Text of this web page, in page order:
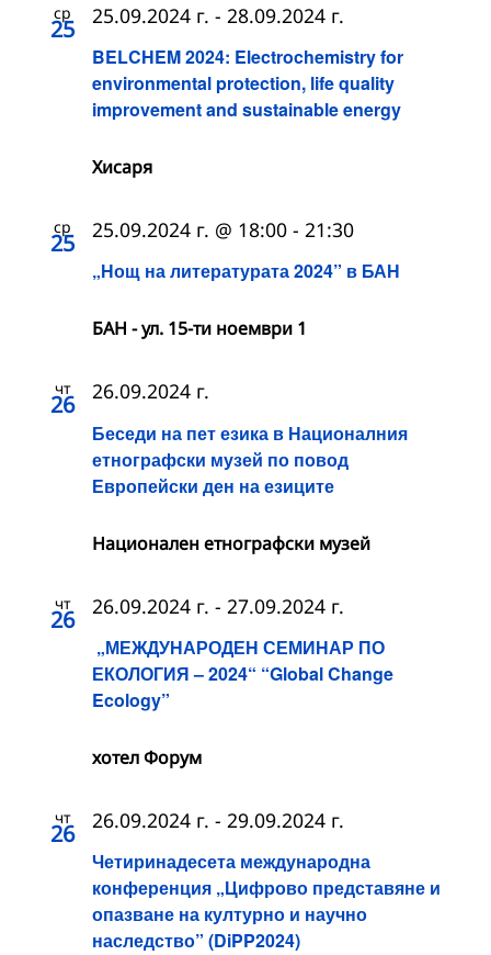
ср
25
BELCHEM 2024: Electrochemistry for
environmental protection, life quality
improvement and sustainable energy
25.09.2024 г. - 28.09.2024 г.
Хисаря
ср
25
„Нощ на литературата 2024” в БАН
25.09.2024 г. @ 18:00 - 21:30
БАН - ул. 15-ти ноември 1
чт
26
Беседи на пет езика в Националния
етнографски музей по повод
Европейски ден на езиците
26.09.2024 г.
Национален етнографски музей
чт
26
„МЕЖДУНАРОДЕН СЕМИНАР ПО
ЕКОЛОГИЯ – 2024“ “Global Change
Ecology”
26.09.2024 г. - 27.09.2024 г.
хотел Форум
чт
26
Четиринадесета международна
конференция „Цифрово представяне и
опазване на културно и научно
наследство” (DiPP2024)
26.09.2024 г. - 29.09.2024 г.